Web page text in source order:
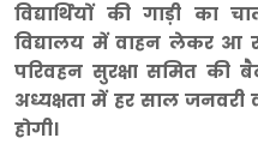
विद्यार्थियों की गाड़ी का
विद्यालय में वाहन लेकर आ
परिवहन सुरक्षा समित की
अध्यक्षता में हर साल
होगी।